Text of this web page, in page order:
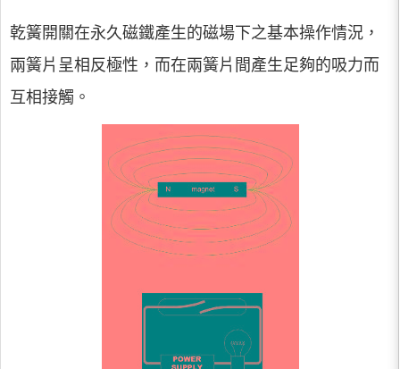
乾簧開關在永久磁鐵產生的磁場下之基本操作情況，
兩簧片呈相反極性，而在兩簧片間產生足夠的吸力而
互相接觸。